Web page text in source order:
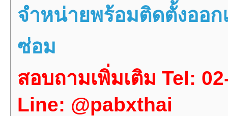
จำหน่ายพร้อมติดตั้งออ
ซ่อม
สอบถามเพิ่มเติม Tel:
Line: @pabxthai